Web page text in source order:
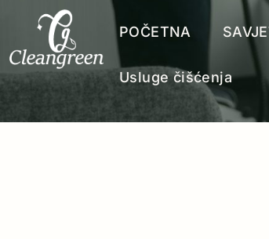
POČETNA
Usluge čišćenja